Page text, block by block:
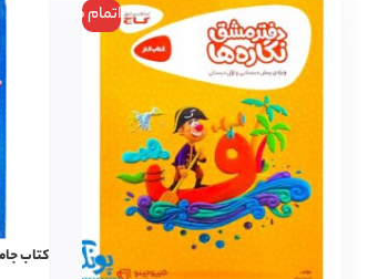
اتمام موجودی
کتاب